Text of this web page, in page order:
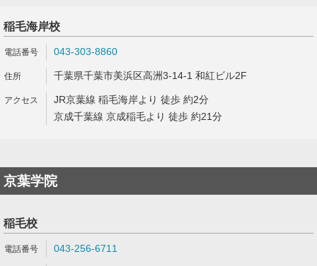
稲毛海岸校
043-303-8860
千葉県千葉市美浜区高洲3-14-1 和紅ビル2F
JR京葉線 稲毛海岸より 徒歩 約2分
京成千葉線 京成稲毛より 徒歩 約21分
京葉学院
稲毛校
043-256-6711